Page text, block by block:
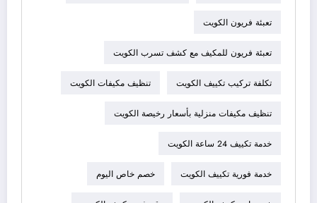
تعبئة فريون الكويت
تعبئة فريون للمكيف مع كشف تسرب الكويت
تكلفة تركيب تكييف الكويت تنظيف مكيفات الكويت
تنظيف مكيفات منزلية بأسعار رخيصة الكويت
خدمة تكييف 24 ساعة الكويت
خدمة فورية تكييف الكويت خصم خاص اليوم